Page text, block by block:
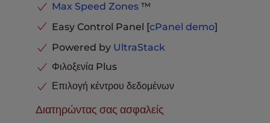
Max Speed Zones™
Easy Control Panel [cPanel demo]
Powered by UltraStack
Φιλοξενία Plus
Επιλογή κέντρου δεδομένων
Διατηρώντας σας ασφαλείς